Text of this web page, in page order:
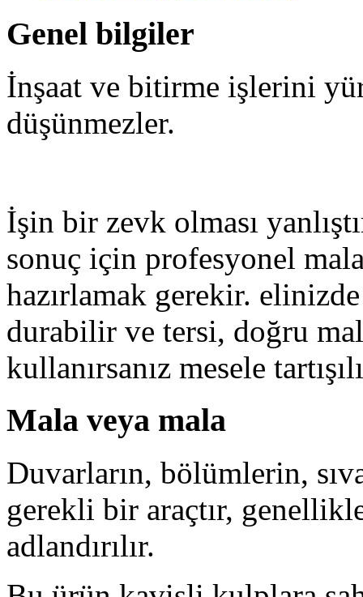
Genel bilgiler
İnşaat ve bitirme işlerini
düşünmezler.
İşin bir zevk olması
sonuç için profesyonel
hazırlamak gerekir.
durabilir ve tersi, doğru
kullanırsanız mesele
Mala veya mala
Duvarların, bölümlerin,
gerekli bir araçtır,
adlandırılır.